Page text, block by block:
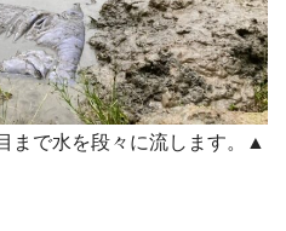
まで水を段々に流します。▲